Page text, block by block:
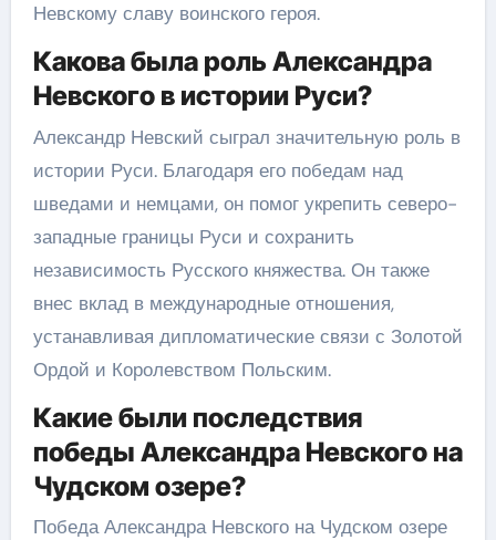
Невскому славу воинского героя.
Какова была роль Александра
Невского в истории Руси?
Александр Невский сыграл значительную роль в
истории Руси. Благодаря его победам над
шведами и немцами, он помог укрепить северо-
западные границы Руси и сохранить
независимость Русского княжества. Он также
внес вклад в международные отношения,
устанавливая дипломатические связи с Золотой
Ордой и Королевством Польским.
Какие были последствия
победы Александра Невского на
Чудском озере?
Победа Александра Невского на Чудском озере